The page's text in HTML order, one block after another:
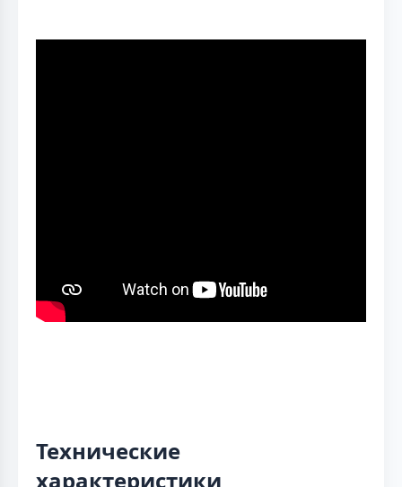
Технические
характеристики